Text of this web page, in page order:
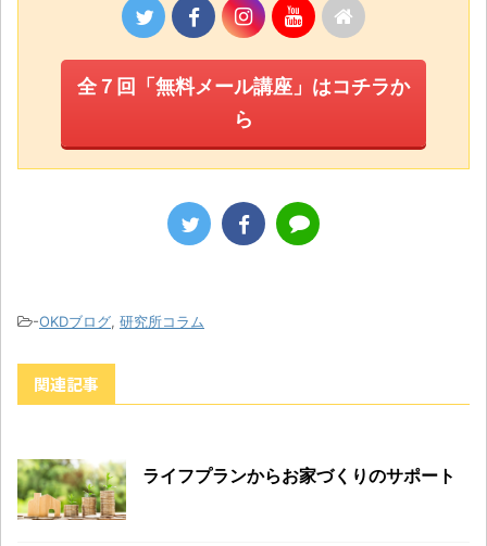
全７回「無料メール講座」はコチラか
ら
-OKDブログ, 研究所コラム
関連記事
ライフプランからお家づくりのサポート